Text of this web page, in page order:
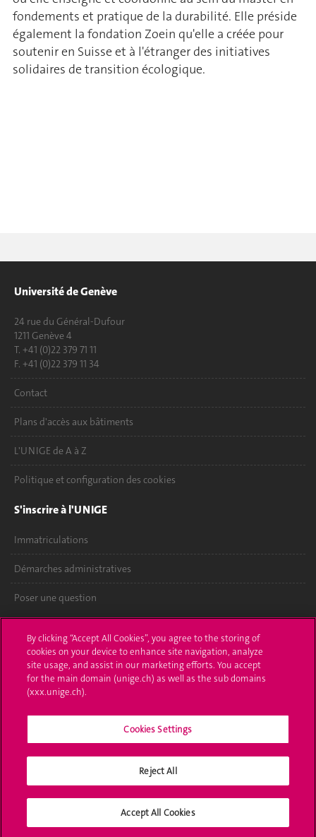
fondements et pratique de la durabilité. Elle préside
également la fondation Zoein qu'elle a créée pour
soutenir en Suisse et à l'étranger des initiatives
solidaires de transition écologique.
Université de Genève
24 rue du Général-Dufour
1211 Genève 4
T. +41 (0)22 379 71 11
F. +41 (0)22 379 11 34
Contact
Plans d'accès aux bâtiments
L'UNIGE de A à Z
Politique et configuration des cookies
S'inscrire à l'UNIGE
Immatriculations
Démarches administratives
Poser une question
UNIGE Mobile
Médias
Offres d'emploi
Bibliothèque
Médias sociaux UNIGE
By clicking “Accept All Cookies”, you agree to the storing of
cookies on your device to enhance site navigation, analyze
site usage, and assist in our marketing efforts. You accept
for the main domain (unige.ch) as well as the sub domains
(xxx.unige.ch).
Cookies Settings
Reject All
Accept All Cookies